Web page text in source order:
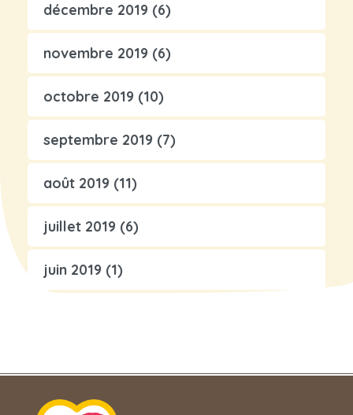
décembre 2019 (6)
novembre 2019 (6)
octobre 2019 (10)
septembre 2019 (7)
août 2019 (11)
juillet 2019 (6)
juin 2019 (1)